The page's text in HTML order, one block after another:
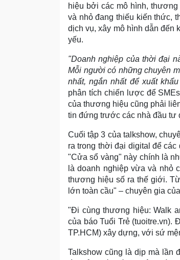
hiệu bởi các mô hình,
và nhỏ đang thiếu kiến thức,
dịch vụ, xây mô hình dẫn đến
yếu.
"Doanh nghiệp của thời đại
Mỗi người có những chuyên
nhất, ngắn nhất để xuất
phân tích chiến lược để
của thương hiệu cũng phải
tin đứng trước các nhà đầu tư
Cuối tập 3 của talkshow,
ra trong thời đại digital để
"Cửa sổ vàng" này chính là
là doanh nghiệp vừa và nhỏ
thương hiệu số ra thế giới.
lớn toàn cầu" – chuyên gia
"Đi cùng thương hiệu: Walk
của báo Tuổi Trẻ (tuoitre.vn).
TP.HCM) xây dựng, với sứ
Talkshow cũng là dịp mà lần